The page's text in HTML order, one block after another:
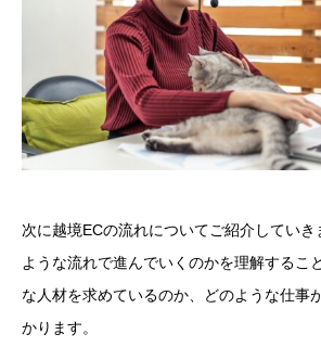
次に越境ECの流れについてご紹介してい
ような流れで進んでいくのかを理解するこ
な人材を求めているのか、どのような仕事
かります。